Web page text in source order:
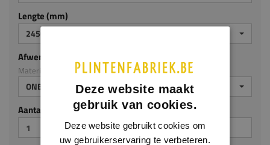
Lengte (mm)
2450
Afwerking
Materiaal: Meranti
ONBEHANDELD
Aantal stuks
Deze website maakt
gebruik van cookies.
Deze website gebruikt cookies om
uw gebruikerservaring te verbeteren.